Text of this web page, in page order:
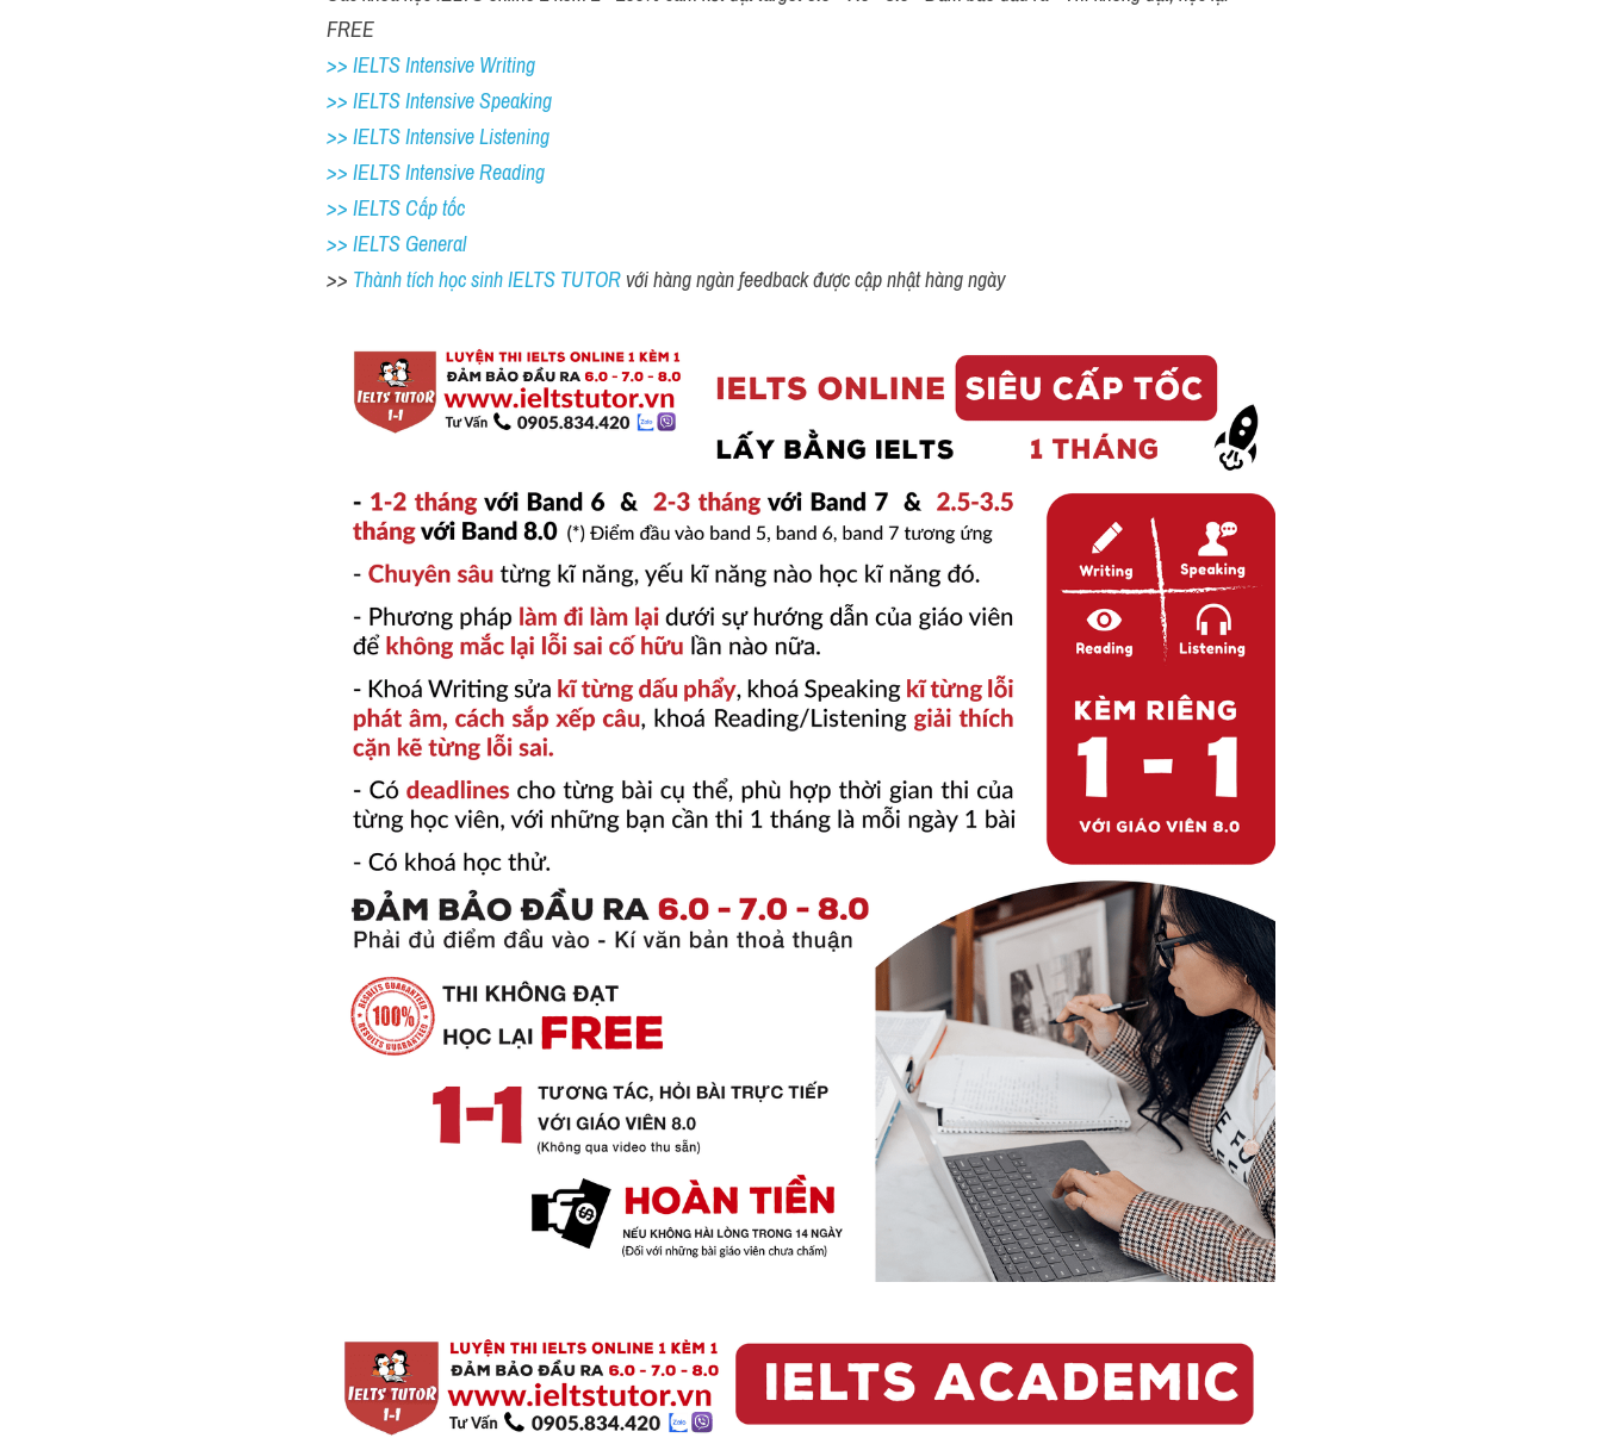
Các khóa học IELTS online 1 kèm 1 - 100% cam kết đạt target 6.0 - 7.0 - 8.0 - Đảm bảo đầu ra - Thi không đạt, học lại
FREE
>> IELTS Intensive Writing
>> IELTS Intensive Speaking
>> IELTS Intensive Listening
>> IELTS Intensive Reading
>> IELTS Cấp tốc
>> IELTS General
Thành tích học sinh IELTS TUTOR với hàng ngàn feedback được cập nhật hàng ngày